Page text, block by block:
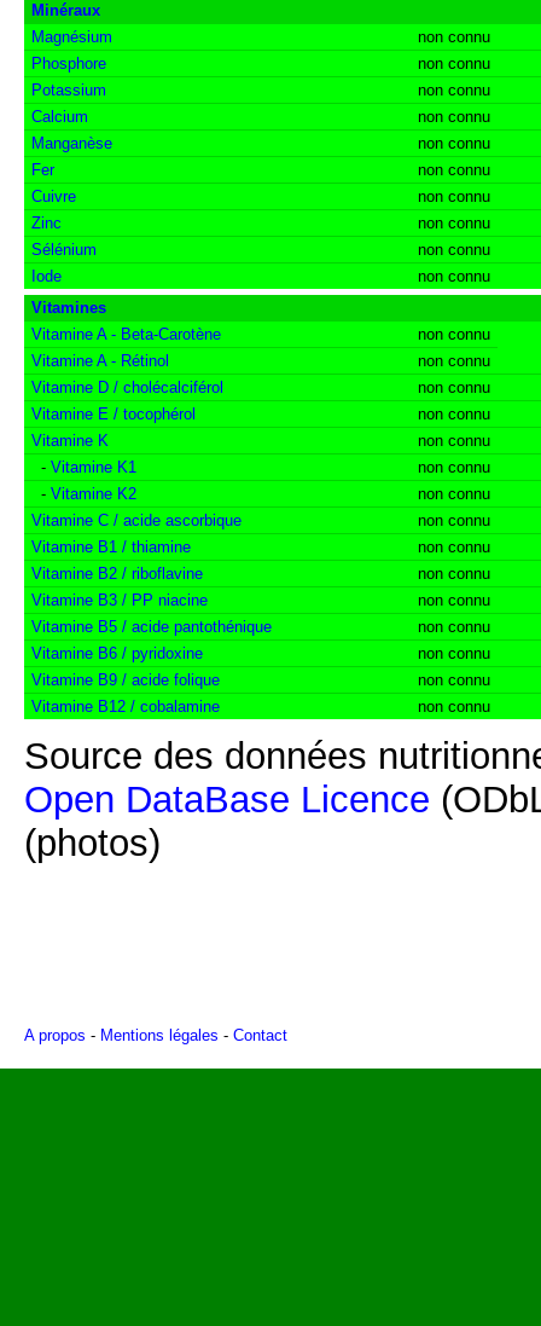
Minéraux
Magnésium
non connu
Phosphore
non connu
Potassium
non connu
Calcium
non connu
Manganèse
non connu
Fer
non connu
Cuivre
non connu
Zinc
non connu
Sélénium
non connu
Iode
non connu
Vitamines
Vitamine A - Beta-Carotène
non connu
Vitamine A - Rétinol
non connu
Vitamine D / cholécalciférol
non connu
Vitamine E / tocophérol
non connu
Vitamine K
non connu
- Vitamine K1
non connu
- Vitamine K2
non connu
Vitamine C / acide ascorbique
non connu
Vitamine B1 / thiamine
non connu
Vitamine B2 / riboflavine
non connu
Vitamine B3 / PP niacine
non connu
Vitamine B5 / acide pantothénique
non connu
Vitamine B6 / pyridoxine
non connu
Vitamine B9 / acide folique
non connu
Vitamine B12 / cobalamine
non connu
Source des données
Open DataBase Licence
(photos)
A propos - Mentions légales - Contact